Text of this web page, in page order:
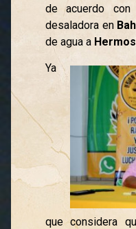
de acuerdo
desaladora en
de agua a
Ya
que considera